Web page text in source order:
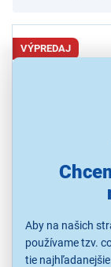
Aby na našich
používame tzv.
tie
VÝPREDAJ
4,7
Samsung
128GB, display
50/32MPx, 5G,